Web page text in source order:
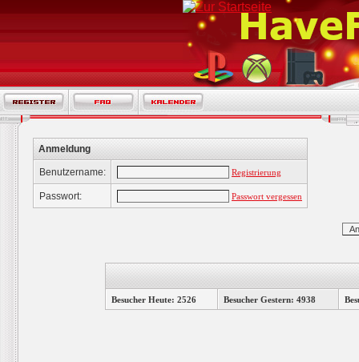
Anmeldung
Benutzername: Registrierung
Passwort: Passwort vergessen
Besucher Heute: 2526 Besucher Gestern: 4938